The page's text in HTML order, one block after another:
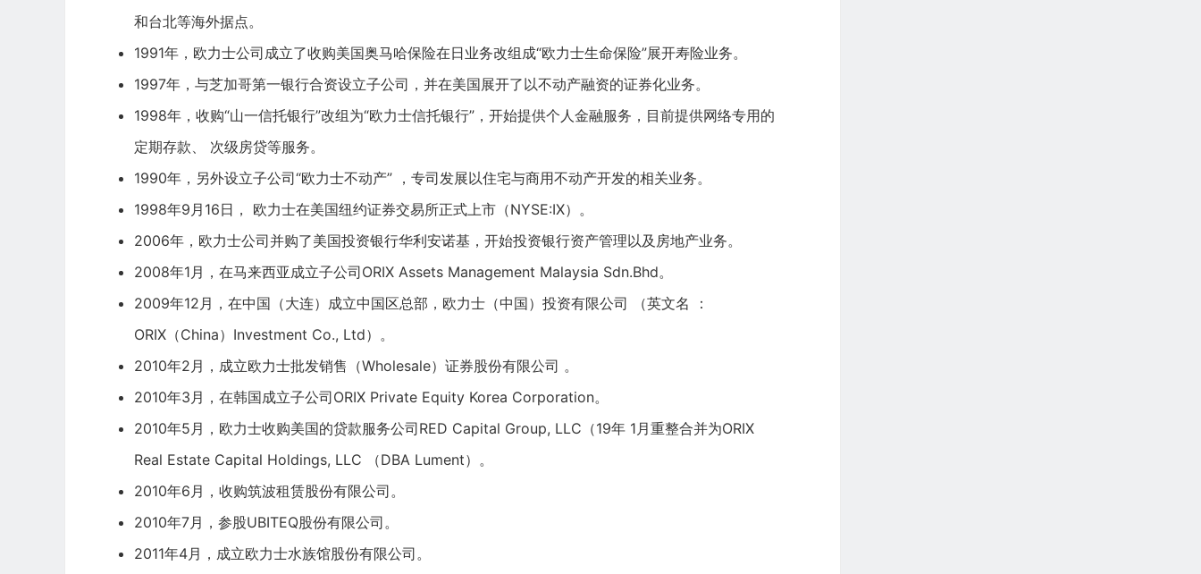
和台北等海外据点。
1991年，欧力士公司成立了收购美国奥马哈保险在日业务改组成“欧力士生命保险”展开寿险业务。
1997年，与芝加哥第一银行合资设立子公司，并在美国展开了以不动产融资的证券化业务。
1998年，收购“山一信托银行”改组为“欧力士信托银行”，开始提供个人金融服务，目前提供网络专用的
定期存款、 次级房贷等服务。
1990年，另外设立子公司“欧力士不动产” ，专司发展以住宅与商用不动产开发的相关业务。
1998年9月16日， 欧力士在美国纽约证券交易所正式上市（NYSE:IX）。
2006年，欧力士公司并购了美国投资银行华利安诺基，开始投资银行资产管理以及房地产业务。
2008年1月，在马来西亚成立子公司ORIX Assets Management Malaysia Sdn.Bhd。
2009年12月，在中国（大连）成立中国区总部，欧力士（中国）投资有限公司 （英文名 ：
ORIX（China）Investment Co., Ltd）。
2010年2月，成立欧力士批发销售（Wholesale）证券股份有限公司 。
2010年3月，在韩国成立子公司ORIX Private Equity Korea Corporation。
2010年5月，欧力士收购美国的贷款服务公司RED Capital Group, LLC（19年 1月重整合并为ORIX
Real Estate Capital Holdings, LLC （DBA Lument）。
2010年6月，收购筑波租赁股份有限公司。
2010年7月，参股UBITEQ股份有限公司。
2011年4月，成立欧力士水族馆股份有限公司。